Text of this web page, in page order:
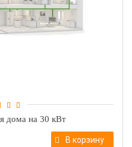
дома на 30 кВт
В корзину